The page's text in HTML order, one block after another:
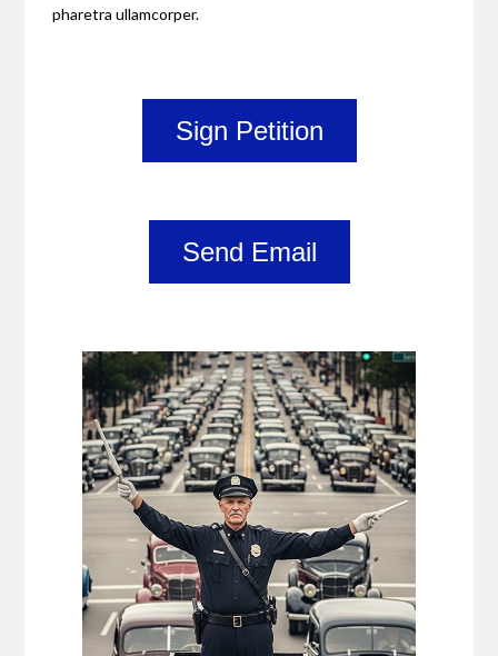
pharetra ullamcorper.
Sign Petition
Send Email